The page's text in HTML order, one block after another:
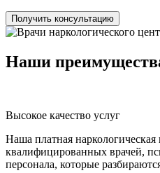
Получить консультацию
Наши
Высокое качество услуг
Наша платная
квалифицированных врачей,
персонала, которые